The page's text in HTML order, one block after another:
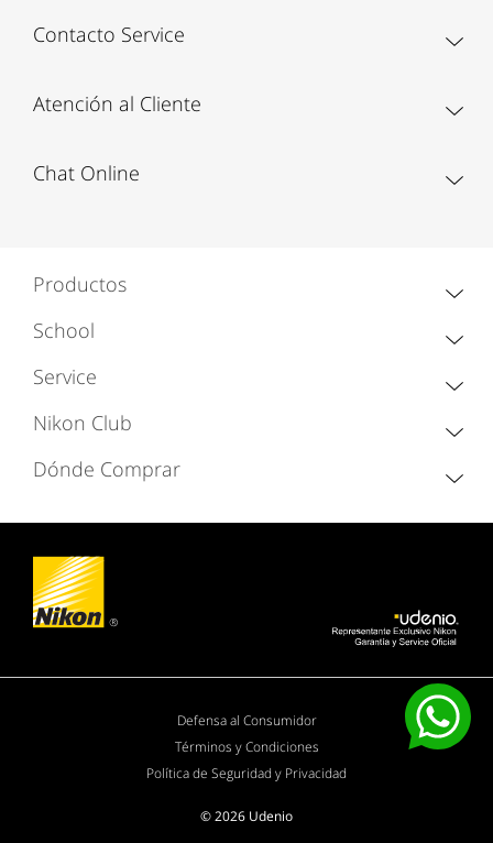
Contacto Service
Atención al Cliente
Chat Online
Productos
School
Service
Nikon Club
Dónde Comprar
© 2026 Udenio
Defensa al Consumidor
Términos y Condiciones
Política de Seguridad y Privacidad